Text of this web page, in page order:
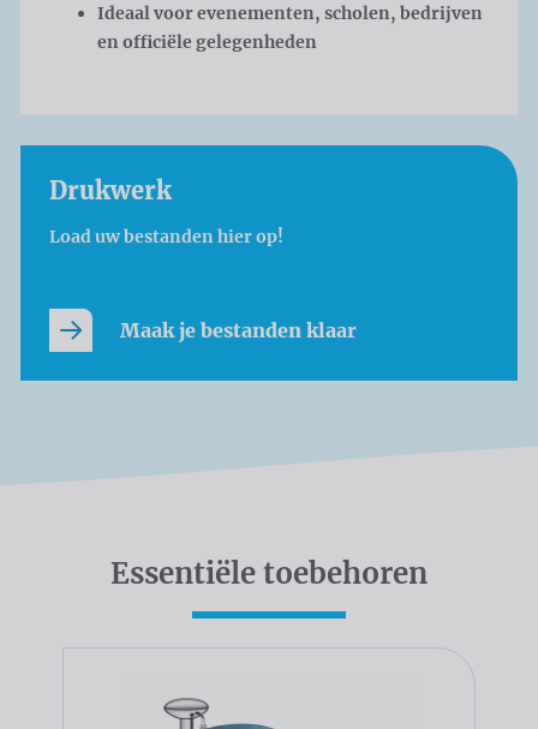
Ideaal voor evenementen, scholen, bedrijven
en officiële gelegenheden
Drukwerk
Load uw bestanden hier op!
Maak je bestanden klaar
Essentiële toebehoren